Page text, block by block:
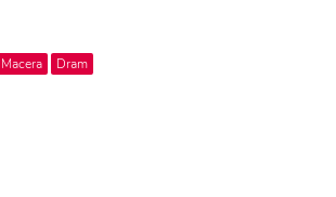
Macera Dram